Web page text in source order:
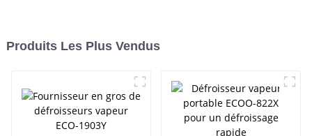
Produits Les Plus Vendus